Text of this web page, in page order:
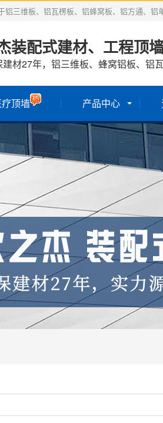
三维板、铝瓦楞板、铝蜂窝板、铝方通、铝
装配式建材、工程顶
建材27年，铝三维板、蜂窝铝板、铝
顶墙 产品中心